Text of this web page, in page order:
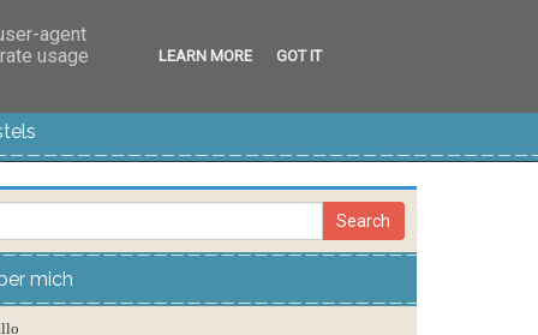
mich
agent
usage
LEARN MORE GOT IT